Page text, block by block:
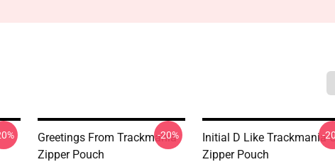
Greetings From Trackmania
Zipper Pouch
-20%
Initial D Like Trackmania
Zipper Pouch
-